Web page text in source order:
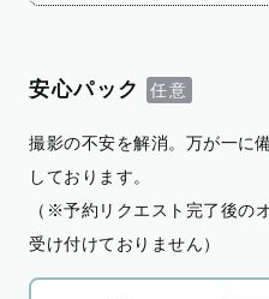
安心パック
撮影の不安を解消。万が一に
しております。
（※予約リクエスト完了後の
受け付けておりません）